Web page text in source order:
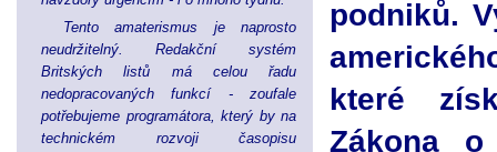
Tento amaterismus je naprosto
neudržitelný. Redakční systém
Britských listů má celou řadu
nedopracovaných funkcí - zoufale
potřebujeme programátora, který by na
technickém rozvoji časopisu
podniků.
které
Zákona